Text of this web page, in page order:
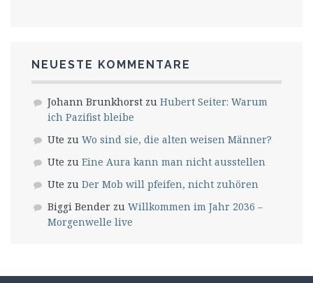
NEUESTE KOMMENTARE
Johann Brunkhorst zu Hubert Seiter: Warum
ich Pazifist bleibe
Ute zu Wo sind sie, die alten weisen Männer?
Ute zu Eine Aura kann man nicht ausstellen
Ute zu Der Mob will pfeifen, nicht zuhören
Biggi Bender zu Willkommen im Jahr 2036 –
Morgenwelle live